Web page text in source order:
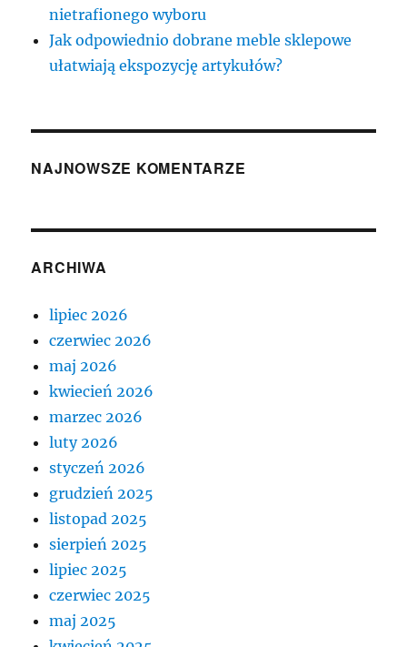
nietrafionego wyboru
Jak odpowiednio dobrane meble sklepowe
ułatwiają ekspozycję artykułów?
NAJNOWSZE KOMENTARZE
ARCHIWA
lipiec 2026
czerwiec 2026
maj 2026
kwiecień 2026
marzec 2026
luty 2026
styczeń 2026
grudzień 2025
listopad 2025
sierpień 2025
lipiec 2025
czerwiec 2025
maj 2025